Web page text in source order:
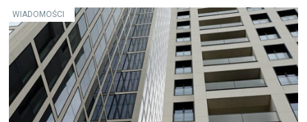
WIADOMOŚCI